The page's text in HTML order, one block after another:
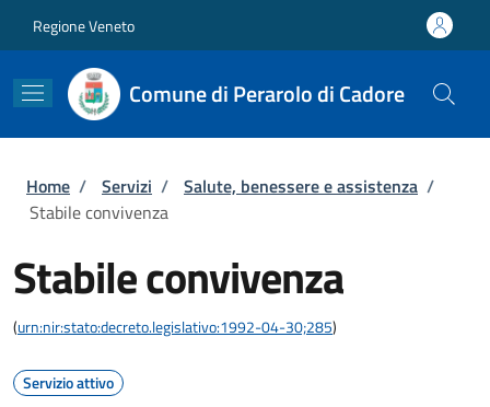
Regione Veneto
Comune di Perarolo di Cadore
Briciole di pane
Home / Servizi / Salute, benessere e assistenza /
Stabile convivenza
Stabile convivenza
(urn:nir:stato:decreto.legislativo:1992-04-30;285)
Servizio attivo